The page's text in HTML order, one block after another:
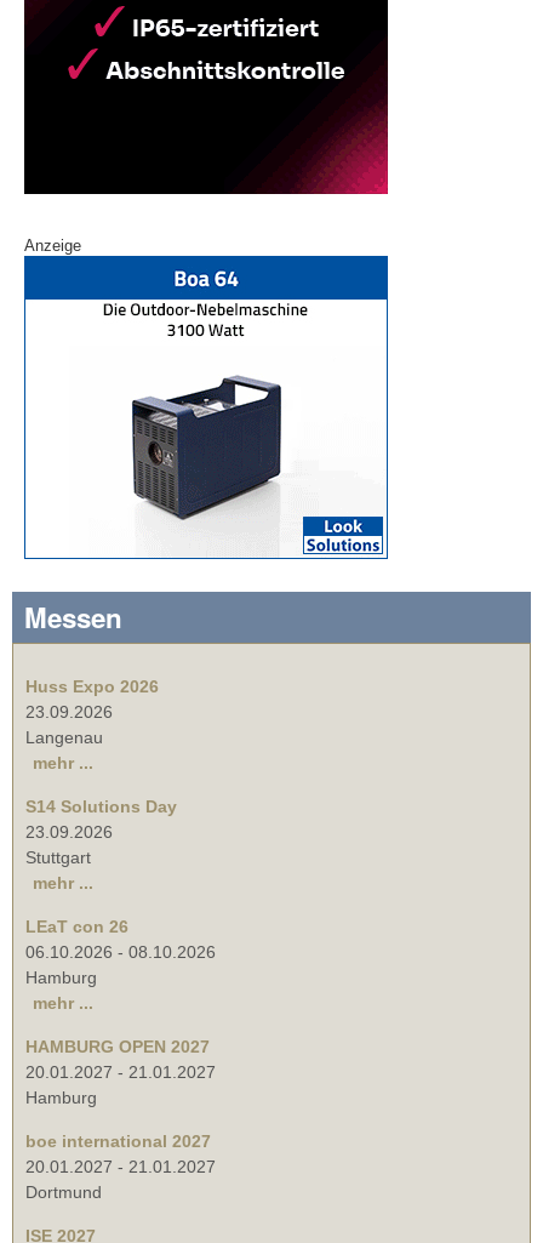
Anzeige
Messen
Huss Expo 2026
23.09.2026
Langenau
mehr ...
S14 Solutions Day
23.09.2026
Stuttgart
mehr ...
LEaT con 26
06.10.2026 - 08.10.2026
Hamburg
mehr ...
HAMBURG OPEN 2027
20.01.2027 - 21.01.2027
Hamburg
boe international 2027
20.01.2027 - 21.01.2027
Dortmund
ISE 2027